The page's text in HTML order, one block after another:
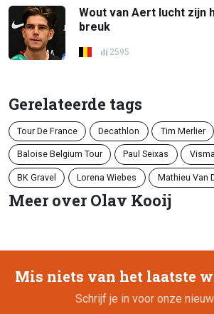
Wout van Aert lucht zijn
breuk
2595
Gerelateerde tags
Tour De France Decathlon Tim Merlier
Baloise Belgium Tour Paul Seixas
BK Gravel Lorena Wiebes Mathieu Van
Meer over Olav Kooij
Mis niets van het laatste
Schrijf je in voor onze